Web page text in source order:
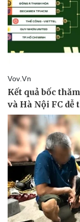
Pháp luật
Tin nóng
Tư vấn luật